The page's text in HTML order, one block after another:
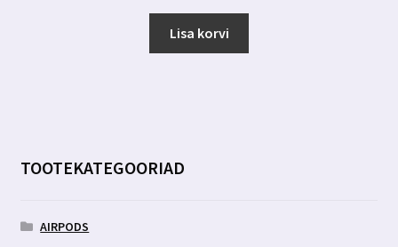
oli:
5.00 €. 2.99 €.
Lisa korvi
TOOTEKATEGOORIAD
AIRPODS